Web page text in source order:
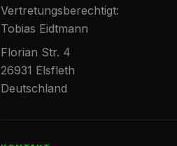
Vertretungsberechtigt:
Tobias Eidtmann
Florian Str. 4
26931 Elsfleth
Deutschland